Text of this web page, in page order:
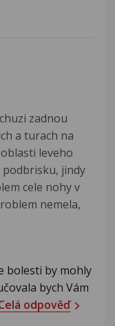
zadnou
a turach na
leveho
jindy
cele nohy v
nemela,
bolesti by mohly
bych Vám
odpověď